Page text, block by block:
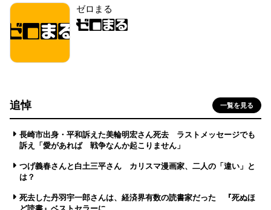
ゼロまる
追悼 一覧を見る
長崎市出身・平和訴えた美輪明宏さん死去 ラストメッセージでも
訴え「愛があれば 戦争なんか起こりません」
つげ義春さんと白土三平さん カリスマ漫画家、二人の「違い」と
は？
死去した丹羽宇一郎さんは、経済界有数の読書家だった 『死ぬほ